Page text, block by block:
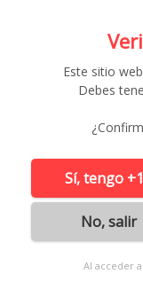
chico busca
43 años / Hombre
soy un chico
descubriréis, ?? ...
Este sitio
Debes
Sí, tengo
No, salir
Al acceder